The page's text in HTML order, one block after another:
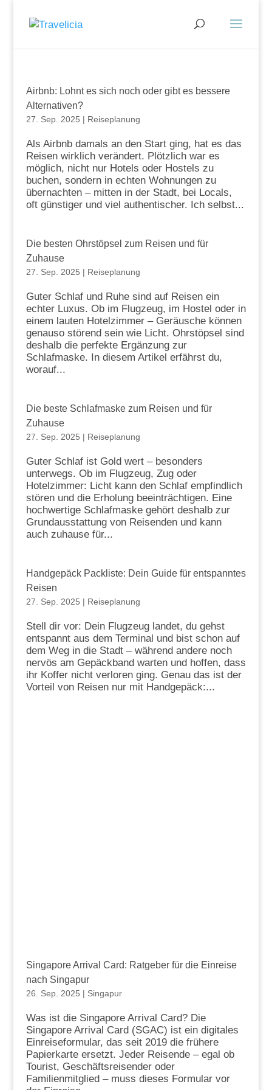
Airbnb: Lohnt es sich noch oder gibt es bessere
Alternativen?
27. Sep. 2025 | Reiseplanung
Als Airbnb damals an den Start ging, hat es das
Reisen wirklich verändert. Plötzlich war es
möglich, nicht nur Hotels oder Hostels zu
buchen, sondern in echten Wohnungen zu
übernachten – mitten in der Stadt, bei Locals,
oft günstiger und viel authentischer. Ich selbst...
Die besten Ohrstöpsel zum Reisen und für
Zuhause
27. Sep. 2025 | Reiseplanung
Guter Schlaf und Ruhe sind auf Reisen ein
echter Luxus. Ob im Flugzeug, im Hostel oder in
einem lauten Hotelzimmer – Geräusche können
genauso störend sein wie Licht. Ohrstöpsel sind
deshalb die perfekte Ergänzung zur
Schlafmaske. In diesem Artikel erfährst du,
worauf...
Die beste Schlafmaske zum Reisen und für
Zuhause
27. Sep. 2025 | Reiseplanung
Guter Schlaf ist Gold wert – besonders
unterwegs. Ob im Flugzeug, Zug oder
Hotelzimmer: Licht kann den Schlaf empfindlich
stören und die Erholung beeinträchtigen. Eine
hochwertige Schlafmaske gehört deshalb zur
Grundausstattung von Reisenden und kann
auch zuhause für...
Handgepäck Packliste: Dein Guide für entspanntes
Reisen
27. Sep. 2025 | Reiseplanung
Stell dir vor: Dein Flugzeug landet, du gehst
entspannt aus dem Terminal und bist schon auf
dem Weg in die Stadt – während andere noch
nervös am Gepäckband warten und hoffen, dass
ihr Koffer nicht verloren ging. Genau das ist der
Vorteil von Reisen nur mit Handgepäck:...
Singapore Arrival Card: Ratgeber für die Einreise
nach Singapur
26. Sep. 2025 | Singapur
Was ist die Singapore Arrival Card? Die
Singapore Arrival Card (SGAC) ist ein digitales
Einreiseformular, das seit 2019 die frühere
Papierkarte ersetzt. Jeder Reisende – egal ob
Tourist, Geschäftsreisender oder
Familienmitglied – muss dieses Formular vor